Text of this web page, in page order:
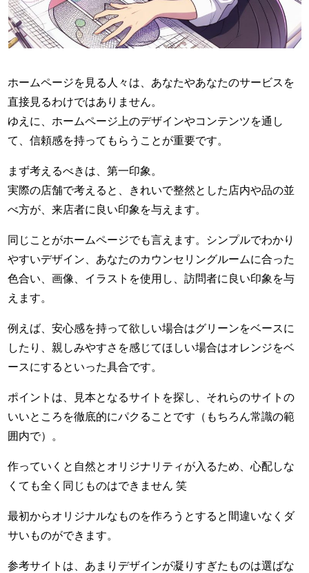
ホームページを見る人々は、あなたやあなたのサービスを
直接見るわけではありません。
ゆえに、ホームページ上のデザインやコンテンツを通し
て、信頼感を持ってもらうことが重要です。
まず考えるべきは、第一印象。
実際の店舗で考えると、きれいで整然とした店内や品の並
べ方が、来店者に良い印象を与えます。
同じことがホームページでも言えます。シンプルでわかり
やすいデザイン、あなたのカウンセリングルームに合った
色合い、画像、イラストを使用し、訪問者に良い印象を与
えます。
例えば、安心感を持って欲しい場合はグリーンをベースに
したり、親しみやすさを感じてほしい場合はオレンジをベ
ースにするといった具合です。
ポイントは、見本となるサイトを探し、それらのサイトの
いいところを徹底的にパクることです（もちろん常識の範
囲内で）。
作っていくと自然とオリジナリティが入るため、心配しな
くても全く同じものはできません 笑
最初からオリジナルなものを作ろうとすると間違いなくダ
サいものができます。
参考サイトは、あまりデザインが凝りすぎたものは選ばな